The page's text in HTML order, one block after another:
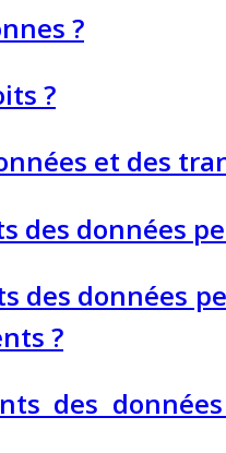
?
?
et des
des données
des données
?
des